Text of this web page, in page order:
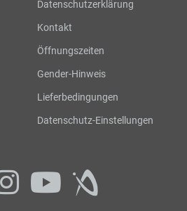
Datenschutzerklärung
Kontakt
Öffnungszeiten
Gender-Hinweis
Lieferbedingungen
Datenschutz-Einstellungen